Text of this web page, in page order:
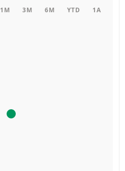
1M 3M 6M YTD 1A